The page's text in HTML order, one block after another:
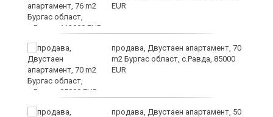
EUR
продава, Двустаен апартамент, 70
m2 Бургас област, с.Равда, 85000
EUR
продава, Двустаен апартамент, 50